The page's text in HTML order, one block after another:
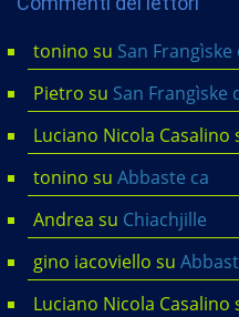
tonino su San Frangìske
Pietro su San Frangìske
Luciano Nicola Casalino
tonino su Abbaste ca
Andrea su Chiachjille
gino iacoviello su
Luciano Nicola Casalino